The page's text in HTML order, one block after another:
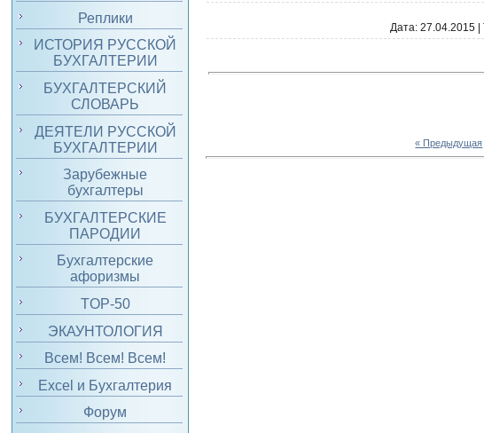
Реплики
ИСТОРИЯ РУССКОЙ
БУХГАЛТЕРИИ
БУХГАЛТЕРСКИЙ
СЛОВАРЬ
ДЕЯТЕЛИ РУССКОЙ
БУХГАЛТЕРИИ
Зарубежные
бухгалтеры
БУХГАЛТЕРСКИЕ
ПАРОДИИ
Бухгалтерские
афоризмы
TOP-50
ЭКАУНТОЛОГИЯ
Всем! Всем! Всем!
Excel и Бухгалтерия
Форум
Дата: 27.04.2015 |
« Предыдущая